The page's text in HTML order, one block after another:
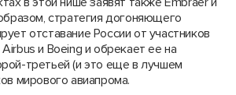
стратегия догоняющего
отставание России от участников
и Boeing и обрекает ее на
третьей (и это еще в лучшем
мирового авиапрома.